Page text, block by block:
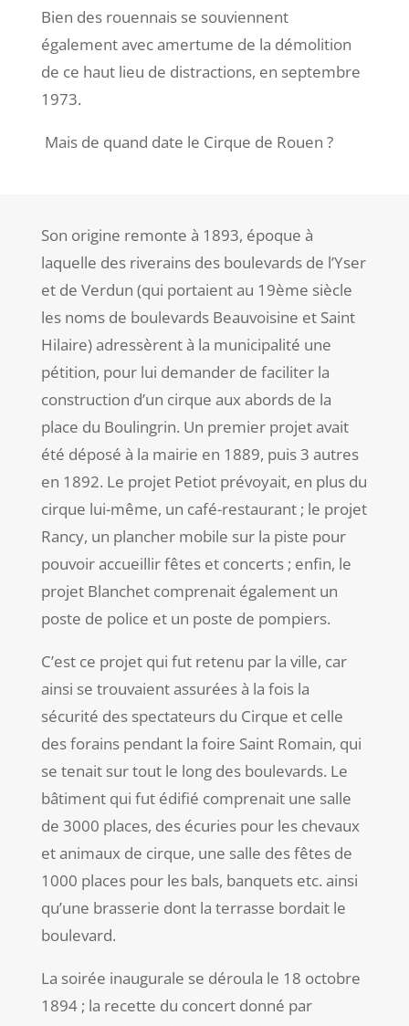
Bien des rouennais se souviennent
également avec amertume de la démolition
de ce haut lieu de distractions, en septembre
1973.
Mais de quand date le Cirque de Rouen ?
Son origine remonte à 1893, époque à
laquelle des riverains des boulevards de l’Yser
et de Verdun (qui portaient au 19ème siècle
les noms de boulevards Beauvoisine et Saint
Hilaire) adressèrent à la municipalité une
pétition, pour lui demander de faciliter la
construction d’un cirque aux abords de la
place du Boulingrin. Un premier projet avait
été déposé à la mairie en 1889, puis 3 autres
en 1892. Le projet Petiot prévoyait, en plus du
cirque lui-même, un café-restaurant ; le projet
Rancy, un plancher mobile sur la piste pour
pouvoir accueillir fêtes et concerts ; enfin, le
projet Blanchet comprenait également un
poste de police et un poste de pompiers.
C’est ce projet qui fut retenu par la ville, car
ainsi se trouvaient assurées à la fois la
sécurité des spectateurs du Cirque et celle
des forains pendant la foire Saint Romain, qui
se tenait sur tout le long des boulevards. Le
bâtiment qui fut édifié comprenait une salle
de 3000 places, des écuries pour les chevaux
et animaux de cirque, une salle des fêtes de
1000 places pour les bals, banquets etc. ainsi
qu’une brasserie dont la terrasse bordait le
boulevard.
La soirée inaugurale se déroula le 18 octobre
1894 ; la recette du concert donné par